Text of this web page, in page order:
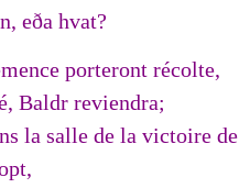
eða hvat?
porteront récolte,
Baldr reviendra;
la salle de la victoire de